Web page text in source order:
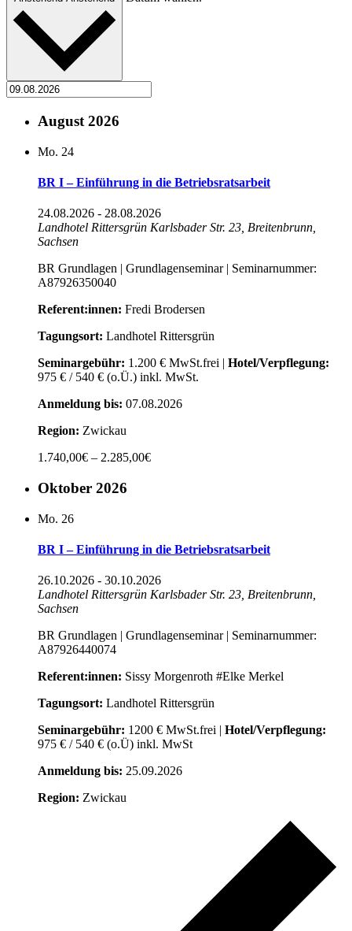
August 2026
Mo. 24
BR I – Einführung in die Betriebsratsarbeit
24.08.2026 - 28.08.2026
Landhotel Rittersgrün Karlsbader Str. 23, Breitenbrunn,
Sachsen
BR Grundlagen | Grundlagenseminar | Seminarnummer:
A87926350040
Referent:innen: Fredi Brodersen
Tagungsort: Landhotel Rittersgrün
Seminargebühr: 1.200 € MwSt.frei | Hotel/Verpflegung:
975 € / 540 € (o.Ü.) inkl. MwSt.
Anmeldung bis: 07.08.2026
Region: Zwickau
1.740,00€ – 2.285,00€
Oktober 2026
Mo. 26
BR I – Einführung in die Betriebsratsarbeit
26.10.2026 - 30.10.2026
Landhotel Rittersgrün Karlsbader Str. 23, Breitenbrunn,
Sachsen
BR Grundlagen | Grundlagenseminar | Seminarnummer:
A87926440074
Referent:innen: Sissy Morgenroth #Elke Merkel
Tagungsort: Landhotel Rittersgrün
Seminargebühr: 1200 € MwSt.frei | Hotel/Verpflegung:
975 € / 540 € (o.Ü) inkl. MwSt
Anmeldung bis: 25.09.2026
Region: Zwickau